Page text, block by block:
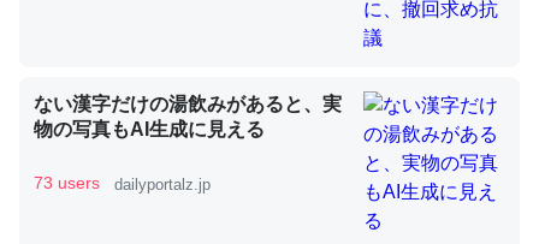
類は苦労してるんだな…。腹足類だと殻を無くしてナメク
ジになったり努力してるし。
─ニュース :: 【研究発表】昆虫学の大問題＝「昆虫はなぜ海にいな
いのか」に関する新仮説
ない漢字だけの湯飲みがあると、実
物の写真もAI生成に見える
73 users dailyportalz.jp